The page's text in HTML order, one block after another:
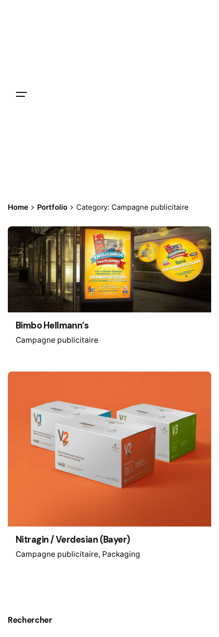
Home Portfolio Category: Campagne publicitaire
Rechercher
Bimbo Hellmann’s
Campagne publicitaire
Nitragin / Verdesian (Bayer)
Campagne publicitaire Packaging